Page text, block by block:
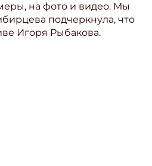
на фото и видео. Мы
подчеркнула, что
Игоря Рыбакова.